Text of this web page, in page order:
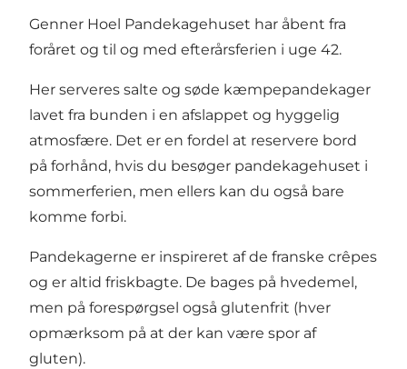
Genner Hoel Pandekagehuset har åbent fra
foråret og til og med efterårsferien i uge 42.
Her serveres salte og søde kæmpepandekager
lavet fra bunden i en afslappet og hyggelig
atmosfære. Det er en fordel at reservere bord
på forhånd, hvis du besøger pandekagehuset i
sommerferien, men ellers kan du også bare
komme forbi.
Pandekagerne er inspireret af de franske crêpes
og er altid friskbagte. De bages på hvedemel,
men på forespørgsel også glutenfrit (hver
opmærksom på at der kan være spor af
gluten).